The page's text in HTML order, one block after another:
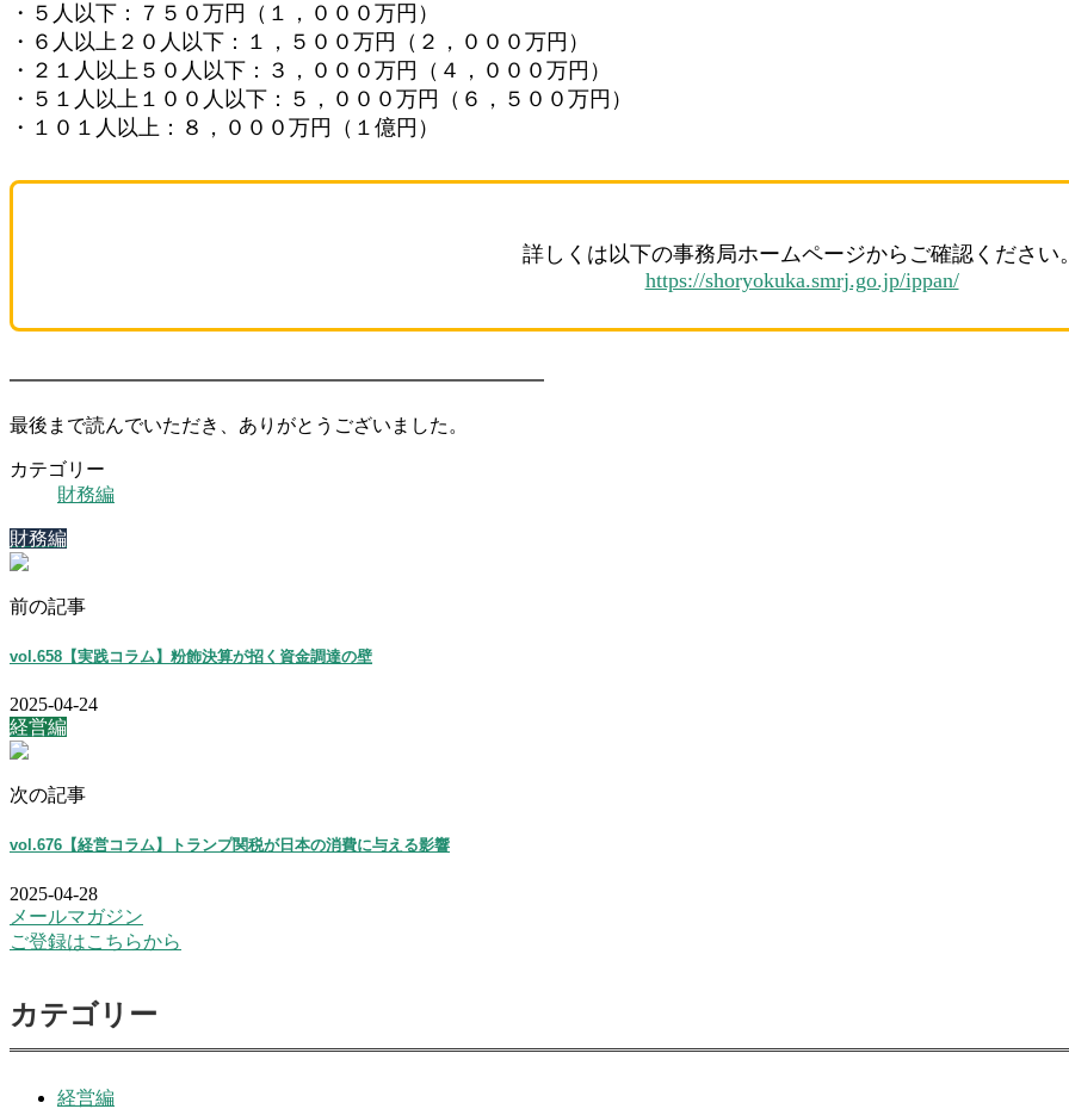
・５人以下：７５０万円（１，０００万円）
・６人以上２０人以下：１，５００万円（２，０００万円）
・２１人以上５０人以下：３，０００万円（４，０００万円）
・５１人以上１００人以下：５，０００万円（６，５００万円）
・１０１人以上：８，０００万円（１億円）
詳しくは以下の事務局ホームページからご確認ください
https://shoryokuka.smrj.go.jp/ippan/
━━━━━━━━━━━━━━━━━━━━━━━━━━━━
最後まで読んでいただき、ありがとうございました。
カテゴリー
財務編
財務編
前の記事
vol.658【実践コラム】粉飾決算が招く資金調達の壁
2025-04-24
経営編
次の記事
vol.676【経営コラム】トランプ関税が日本の消費に与える影響
2025-04-28
メールマガジン
ご登録はこちらから
カテゴリー
経営編